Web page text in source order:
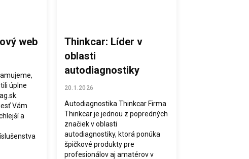
web
úplne
Vám
a
Thinkcar: Líder v
oblasti
autodiagnostiky
20.1.2026
Autodiagnostika Thinkcar Firma
Thinkcar je jednou z popredných
značiek v oblasti
autodiagnostiky, ktorá ponúka
špičkové produkty pre
profesionálov aj amatérov v